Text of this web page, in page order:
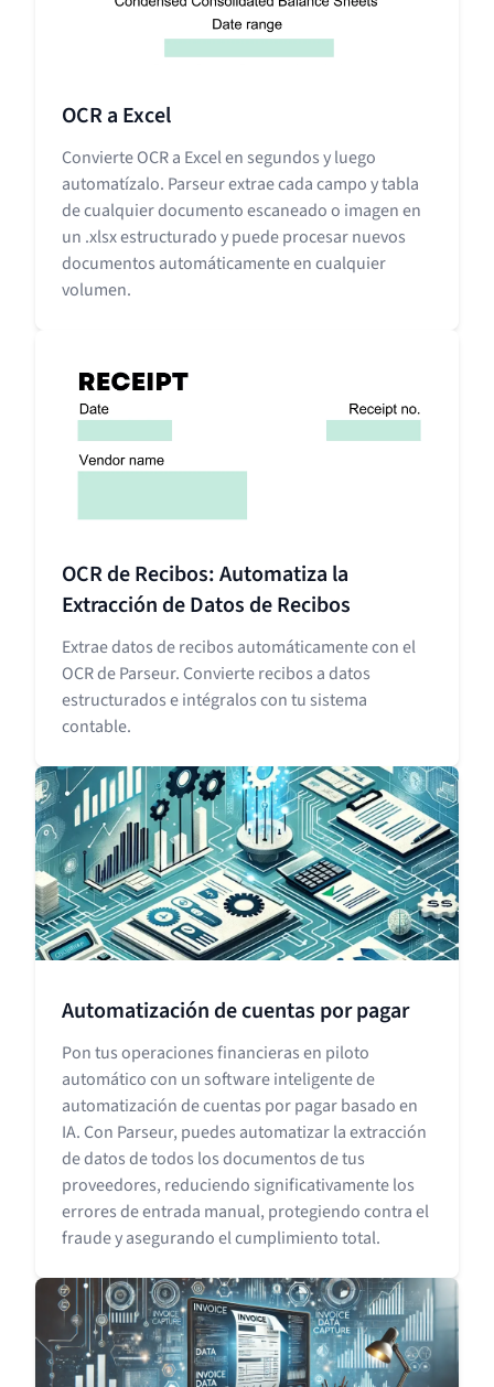
OCR a Excel
Convierte OCR a Excel en segundos y luego
automatízalo. Parseur extrae cada campo y tabla
de cualquier documento escaneado o imagen en
un .xlsx estructurado y puede procesar nuevos
documentos automáticamente en cualquier
volumen.
OCR de Recibos: Automatiza la
Extracción de Datos de Recibos
Extrae datos de recibos automáticamente con el
OCR de Parseur. Convierte recibos a datos
estructurados e intégralos con tu sistema
contable.
Automatización de cuentas por pagar
Pon tus operaciones financieras en piloto
automático con un software inteligente de
automatización de cuentas por pagar basado en
IA. Con Parseur, puedes automatizar la extracción
de datos de todos los documentos de tus
proveedores, reduciendo significativamente los
errores de entrada manual, protegiendo contra el
fraude y asegurando el cumplimiento total.